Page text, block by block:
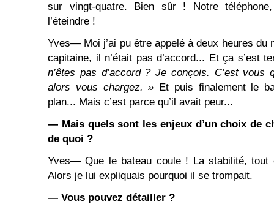
sur vingt-quatre. Bien sûr ! Notre
l’éteindre !
Yves― Moi j’ai pu être appelé à deux heures du
capitaine, il n’était pas d’accord... Et ça s’est
n’êtes pas d’accord ? Je conçois. C’est vous
alors vous chargez. » Et puis finalement le
plan... Mais c’est parce qu’il avait peur...
― Mais quels sont les enjeux d’un choix de
de quoi ?
Yves― Que le bateau coule ! La stabilité,
Alors je lui expliquais pourquoi il se trompait.
― Vous pouvez détailler ?